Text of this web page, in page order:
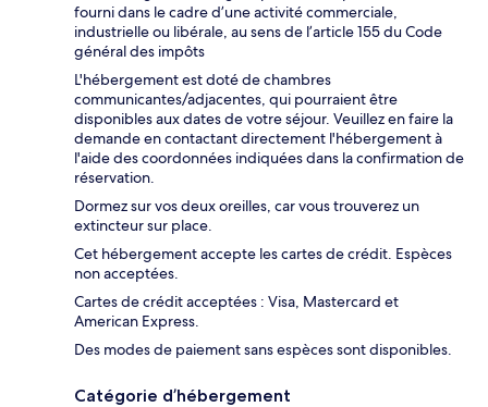
fourni dans le cadre d’une activité commerciale,
industrielle ou libérale, au sens de l’article 155 du Code
général des impôts
L'hébergement est doté de chambres
communicantes/adjacentes, qui pourraient être
disponibles aux dates de votre séjour. Veuillez en faire la
demande en contactant directement l'hébergement à
l'aide des coordonnées indiquées dans la confirmation de
réservation.
Dormez sur vos deux oreilles, car vous trouverez un
extincteur sur place.
Cet hébergement accepte les cartes de crédit. Espèces
non acceptées.
Cartes de crédit acceptées : Visa, Mastercard et
American Express.
Des modes de paiement sans espèces sont disponibles.
Catégorie d’hébergement